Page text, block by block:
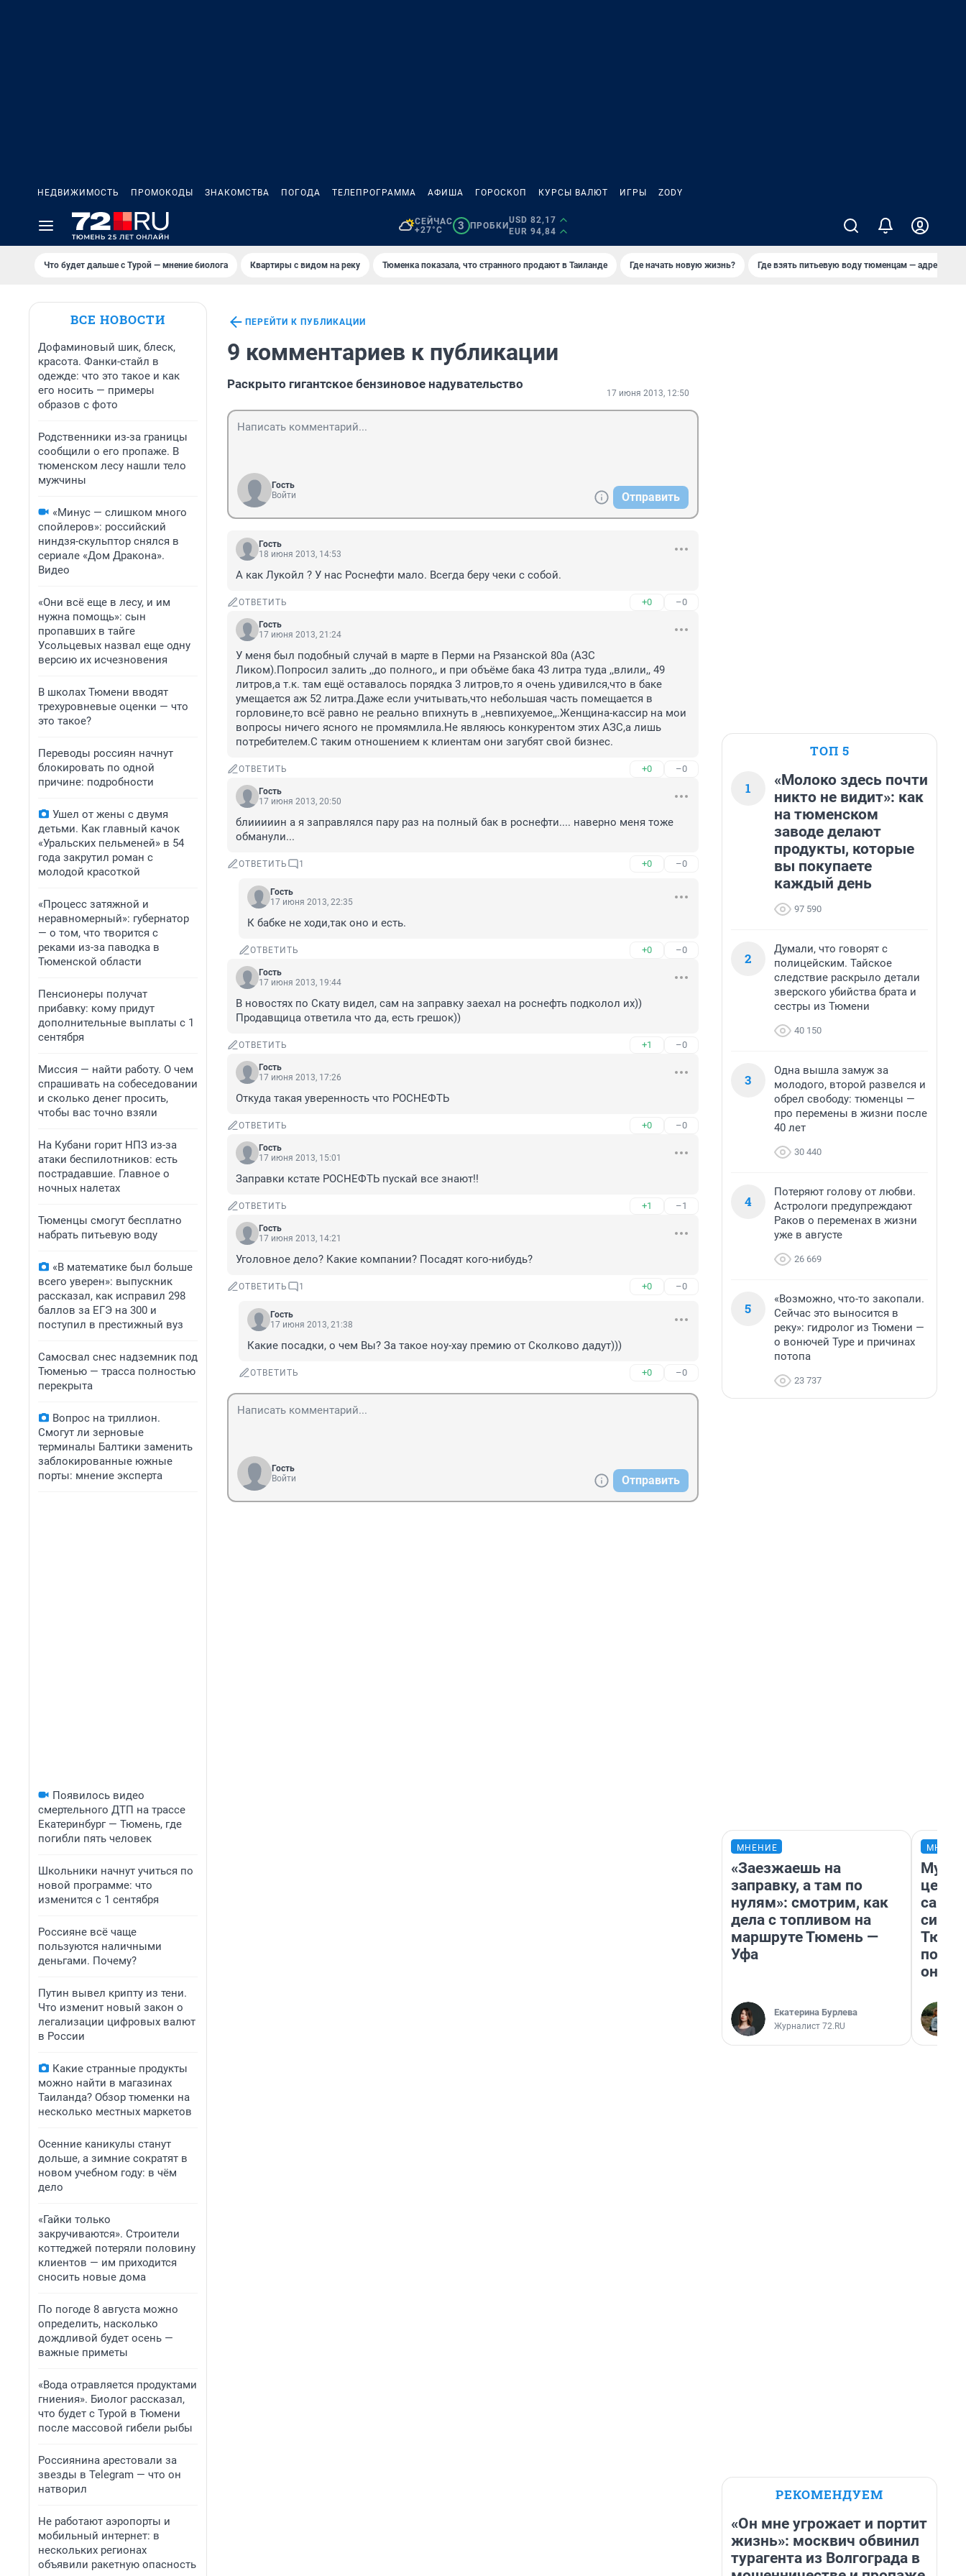
НЕДВИЖИМОСТЬ ПРОМОКОДЫ ЗНАКОМСТВА ПОГОДА ТЕЛЕПРОГРАММА АФИША ГОРОСКОП КУРСЫ ВАЛЮТ ИГРЫ ZODY
СЕЙЧАС
+27°C
3 ПРОБКИ
USD 82,17
EUR 94,84
Что будет дальше с Турой — мнение биолога Квартиры с видом на реку Тюменка показала, что странного продают в Таиланде Где начать новую жизнь? Где взять питьевую воду тюменцам — адреса
ВСЕ НОВОСТИ
Дофаминовый шик, блеск,
красота. Фанки-стайл в
одежде: что это такое и как
его носить — примеры
образов с фото
Родственники из-за границы
сообщили о его пропаже. В
тюменском лесу нашли тело
мужчины
«Минус — слишком много
спойлеров»: российский
ниндзя-скульптор снялся в
сериале «Дом Дракона».
Видео
«Они всё еще в лесу, и им
нужна помощь»: сын
пропавших в тайге
Усольцевых назвал еще одну
версию их исчезновения
В школах Тюмени вводят
трехуровневые оценки — что
это такое?
Переводы россиян начнут
блокировать по одной
причине: подробности
Ушел от жены с двумя
детьми. Как главный качок
«Уральских пельменей» в 54
года закрутил роман с
молодой красоткой
«Процесс затяжной и
неравномерный»: губернатор
— о том, что творится с
реками из-за паводка в
Тюменской области
Пенсионеры получат
прибавку: кому придут
дополнительные выплаты с 1
сентября
Миссия — найти работу. О чем
спрашивать на собеседовании
и сколько денег просить,
чтобы вас точно взяли
На Кубани горит НПЗ из-за
атаки беспилотников: есть
пострадавшие. Главное о
ночных налетах
Тюменцы смогут бесплатно
набрать питьевую воду
«В математике был больше
всего уверен»: выпускник
рассказал, как исправил 298
баллов за ЕГЭ на 300 и
поступил в престижный вуз
Самосвал снес надземник под
Тюменью — трасса полностью
перекрыта
Вопрос на триллион.
Смогут ли зерновые
терминалы Балтики заменить
заблокированные южные
порты: мнение эксперта
Появилось видео
смертельного ДТП на трассе
Екатеринбург — Тюмень, где
погибли пять человек
Школьники начнут учиться по
новой программе: что
изменится с 1 сентября
Россияне всё чаще
пользуются наличными
деньгами. Почему?
Путин вывел крипту из тени.
Что изменит новый закон о
легализации цифровых валют
в России
Какие странные продукты
можно найти в магазинах
Таиланда? Обзор тюменки на
несколько местных маркетов
Осенние каникулы станут
дольше, а зимние сократят в
новом учебном году: в чём
дело
«Гайки только
закручиваются». Строители
коттеджей потеряли половину
клиентов — им приходится
сносить новые дома
По погоде 8 августа можно
определить, насколько
дождливой будет осень —
важные приметы
«Вода отравляется продуктами
гниения». Биолог рассказал,
что будет с Турой в Тюмени
после массовой гибели рыбы
Россиянина арестовали за
звезды в Telegram — что он
натворил
Не работают аэропорты и
мобильный интернет: в
нескольких регионах
объявили ракетную опасность
ПЕРЕЙТИ К ПУБЛИКАЦИИ
9 комментариев к публикации
Раскрыто гигантское бензиновое надувательство
17 июня 2013, 12:50
Гость
Войти
Отправить
Гость
18 июня 2013, 14:53
А как Лукойл ? У нас Роснефти мало. Всегда беру чеки с собой.
ОТВЕТИТЬ +0 –0
Гость
17 июня 2013, 21:24
У меня был подобный случай в марте в Перми на Рязанской 80а (АЗС
Ликом).Попросил залить ,,до полного,, и при объёме бака 43 литра туда ,,влили,, 49
литров,а т.к. там ещё оставалось порядка 3 литров,то я очень удивился,что в баке
умещается аж 52 литра.Даже если учитывать,что небольшая часть помещается в
горловине,то всё равно не реально впихнуть в ,,невпихуемое,,.Женщина-кассир на мои
вопросы ничего ясного не промямлила.Не являюсь конкурентом этих АЗС,а лишь
потребителем.С таким отношением к клиентам они загубят свой бизнес.
ОТВЕТИТЬ +0 –0
Гость
17 июня 2013, 20:50
блииииин а я заправлялся пару раз на полный бак в роснефти.... наверно меня тоже
обманули...
ОТВЕТИТЬ 1 +0 –0
Гость
17 июня 2013, 22:35
К бабке не ходи,так оно и есть.
ОТВЕТИТЬ +0 –0
Гость
17 июня 2013, 19:44
В новостях по Скату видел, сам на заправку заехал на роснефть подколол их))
Продавщица ответила что да, есть грешок))
ОТВЕТИТЬ +1 –0
Гость
17 июня 2013, 17:26
Откуда такая уверенность что РОСНЕФТЬ
ОТВЕТИТЬ +0 –0
Гость
17 июня 2013, 15:01
Заправки кстате РОСНЕФТЬ пускай все знают!!
ОТВЕТИТЬ +1 –1
Гость
17 июня 2013, 14:21
Уголовное дело? Какие компании? Посадят кого-нибудь?
ОТВЕТИТЬ 1 +0 –0
Гость
17 июня 2013, 21:38
Какие посадки, о чем Вы? За такое ноу-хау премию от Сколково дадут)))
ОТВЕТИТЬ +0 –0
Гость
Войти
Отправить
ТОП 5
1
«Молоко здесь почти
никто не видит»: как
на тюменском
заводе делают
продукты, которые
вы покупаете
каждый день
97 590
2
Думали, что говорят с
полицейским. Тайское
следствие раскрыло детали
зверского убийства брата и
сестры из Тюмени
40 150
3
Одна вышла замуж за
молодого, второй развелся и
обрел свободу: тюменцы —
про перемены в жизни после
40 лет
30 440
4
Потеряют голову от любви.
Астрологи предупреждают
Раков о переменах в жизни
уже в августе
26 669
5
«Возможно, что-то закопали.
Сейчас это выносится в
реку»: гидролог из Тюмени —
о вонючей Туре и причинах
потопа
23 737
МНЕНИЕ
«Заезжаешь на
заправку, а там по
нулям»: смотрим, как
дела с топливом на
маршруте Тюмень —
Уфа
Екатерина Бурлева
Журналист 72.RU
они
РЕКОМЕНДУЕМ
«Он мне угрожает и портит
жизнь»: москвич обвинил
турагента из Волгограда в